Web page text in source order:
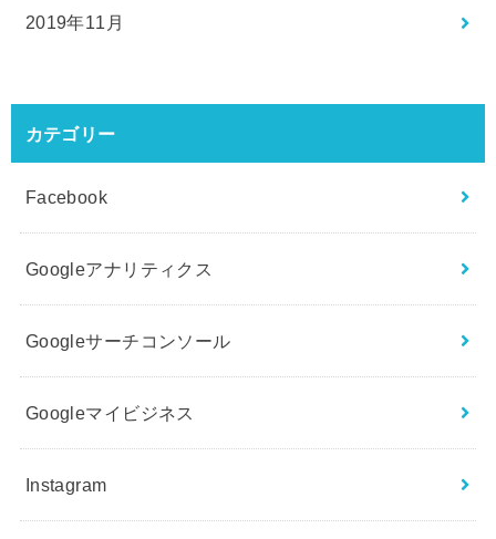
2019年11月
カテゴリー
Facebook
Googleアナリティクス
Googleサーチコンソール
Googleマイビジネス
Instagram